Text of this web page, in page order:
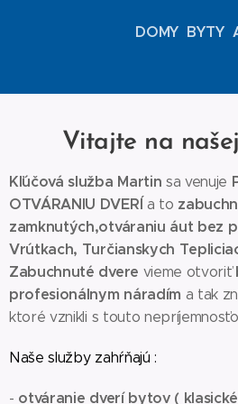
DOMY BYTY
Vitajte na
Kľúčová služba Martin sa venuje
OTVÁRANIU DVERÍ a to
zamknutých,otváraniu áut bez
Vrútkach, Turčianskych
Zabuchnuté dvere vieme otvoriť
profesionálnym náradím a tak
ktoré vznikli s touto
Naše služby zahŕňajú :
- otváranie dverí bytov (